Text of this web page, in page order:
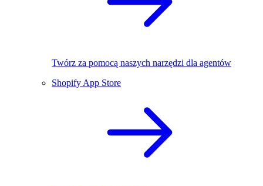
Twórz za pomocą naszych narzędzi dla agentów
Shopify App Store